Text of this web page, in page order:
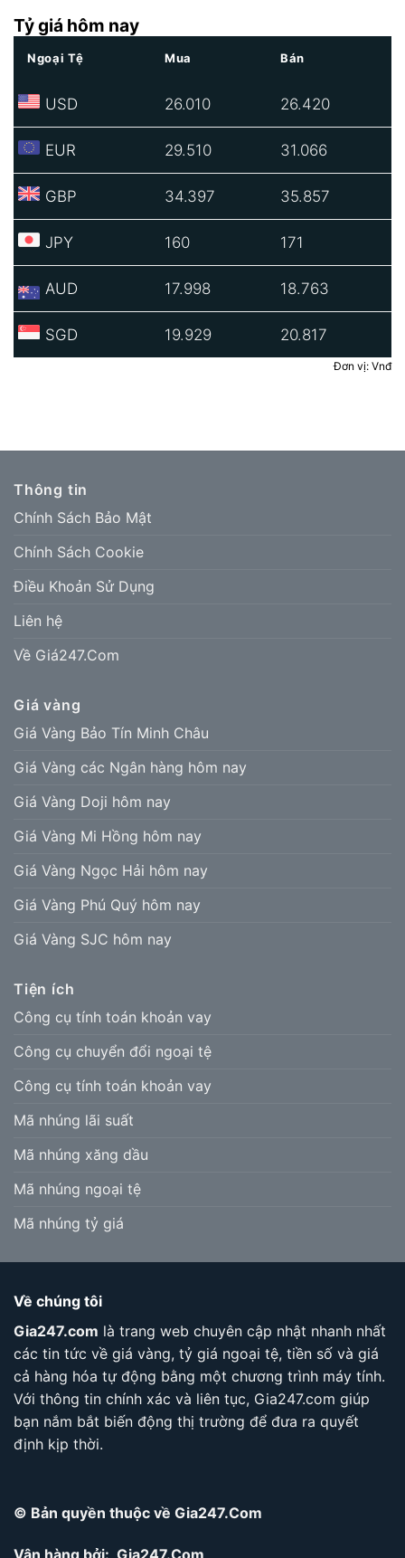
Tỷ giá hôm nay
Ngoại Tệ Mua Bán
USD 26.010 26.420
EUR 29.510 31.066
GBP 34.397 35.857
JPY 160 171
AUD 17.998 18.763
SGD 19.929 20.817
Đơn vị: Vnđ
Thông tin
Chính Sách Bảo Mật
Chính Sách Cookie
Điều Khoản Sử Dụng
Liên hệ
Về Giá247.Com
Giá vàng
Giá Vàng Bảo Tín Minh Châu
Giá Vàng các Ngân hàng hôm nay
Giá Vàng Doji hôm nay
Giá Vàng Mi Hồng hôm nay
Giá Vàng Ngọc Hải hôm nay
Giá Vàng Phú Quý hôm nay
Giá Vàng SJC hôm nay
Tiện ích
Công cụ tính toán khoản vay
Công cụ chuyển đổi ngoại tệ
Công cụ tính toán khoản vay
Mã nhúng lãi suất
Mã nhúng xăng dầu
Mã nhúng ngoại tệ
Mã nhúng tỷ giá
Về chúng tôi
Gia247.com là trang web chuyên cập nhật nhanh nhất
các tin tức về giá vàng, tỷ giá ngoại tệ, tiền số và giá
cả hàng hóa tự động bằng một chương trình máy tính.
Với thông tin chính xác và liên tục, Gia247.com giúp
bạn nắm bắt biến động thị trường để đưa ra quyết
định kịp thời.
© Bản quyền thuộc về Gia247.Com
Vận hàng bởi: Gia247.Com